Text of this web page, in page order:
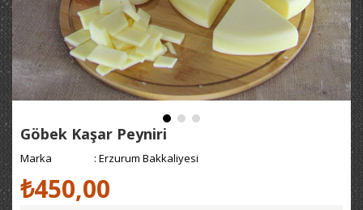
Göbek Kaşar Peyniri
Marka : Erzurum Bakkaliyesi
₺450,00